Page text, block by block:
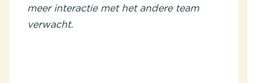
meer interactie met het andere team
verwacht.